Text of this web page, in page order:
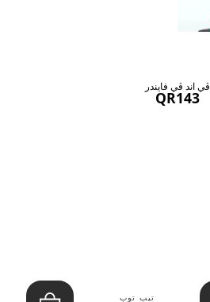
ڤي اند ڤي فايندر
QR143
تيب توب